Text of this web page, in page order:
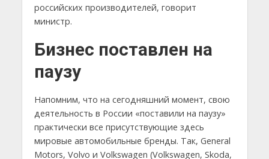
российских производителей, говорит
министр.
Бизнес поставлен на
паузу
Напомним, что на сегодняшний момент, свою
деятельность в России «поставили на паузу»
практически все присутствующие здесь
мировые автомобильные бренды. Так, General
Motors, Volvo и Volkswagen (Volkswagen, Skoda,